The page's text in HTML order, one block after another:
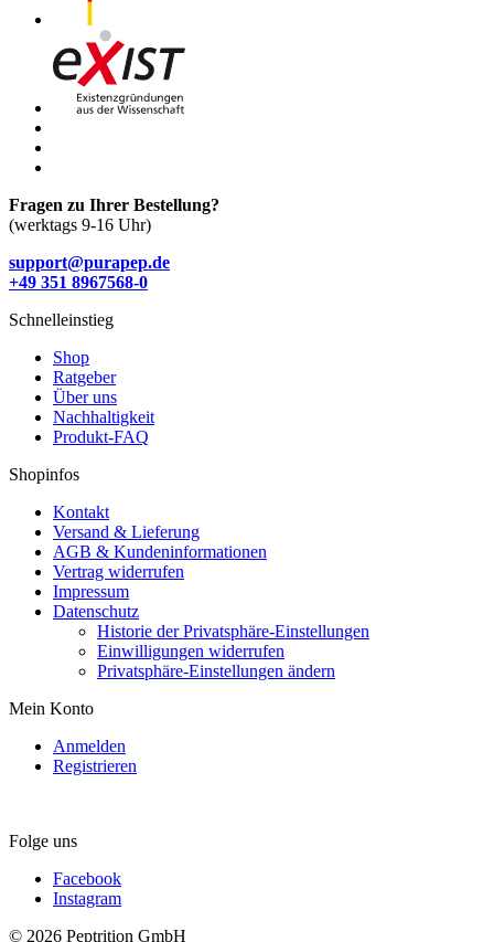
Fragen zu Ihrer Bestellung?
(werktags 9-16 Uhr)
support@purapep.de
+49 351 8967568-0
Schnelleinstieg
Shop
Ratgeber
Über uns
Nachhaltigkeit
Produkt-FAQ
Shopinfos
Kontakt
Versand & Lieferung
AGB & Kundeninformationen
Vertrag widerrufen
Impressum
Datenschutz
Historie der Privatsphäre-Einstellungen
Einwilligungen widerrufen
Privatsphäre-Einstellungen ändern
Mein Konto
Anmelden
Registrieren
Folge uns
Facebook
Instagram
© 2026 Peptrition GmbH